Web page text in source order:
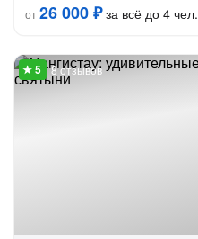
от26 000 ₽за всё до 4 чел.
8 отзывов